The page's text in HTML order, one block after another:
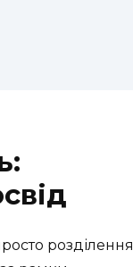
розділення